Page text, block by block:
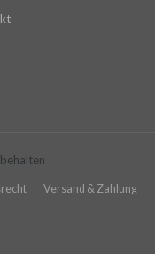
Versand & Zahlung